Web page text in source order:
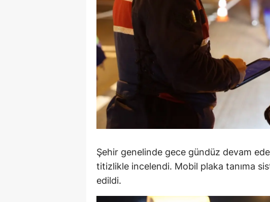
Gaziantep
Gümüşhane
Hakkari
İstanbul
Şehir genelinde gece gündüz devam
titizlikle incelendi. Mobil plaka tanıma
edildi.